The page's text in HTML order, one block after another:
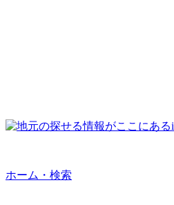
ホーム・検索